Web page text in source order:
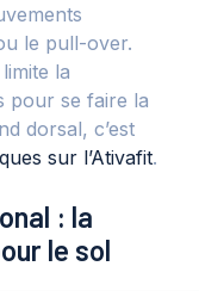
le pull-over.
la
pour se faire la
dorsal, c’est
sur l’Ativafit.
: la
le sol